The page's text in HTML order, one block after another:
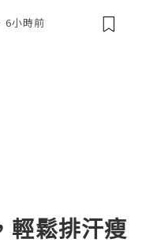
6小時前
輕鬆排汗瘦